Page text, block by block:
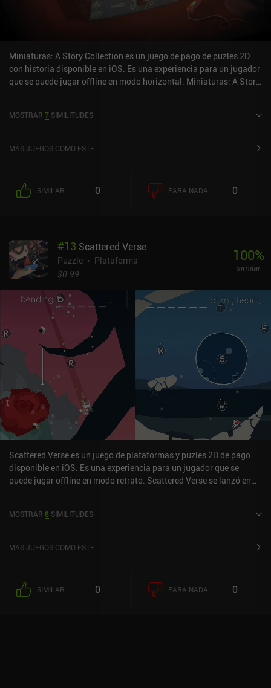
Miniaturas: A Story Collection es un juego de pago de puzles 2D
con historia disponible en iOS. Es una experiencia para un jugador
que se puede jugar offline en modo horizontal. Miniaturas: A Story
MOSTRAR 7 SIMILITUDES
MÁS JUEGOS COMO ESTE
SIMILAR 0 PARA NADA 0
#13 Scattered Verse
Puzzle
Plataforma
$0.99
100%
similar
Scattered Verse es un juego de plataformas y puzles 2D de pago
disponible en iOS. Es una experiencia para un jugador que se
puede jugar offline en modo retrato. Scattered Verse se lanzó en
MOSTRAR 8 SIMILITUDES
MÁS JUEGOS COMO ESTE
SIMILAR 0 PARA NADA 0